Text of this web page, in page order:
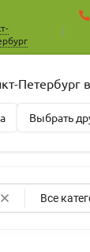
Петербург
Выбрать
Пусто
Все